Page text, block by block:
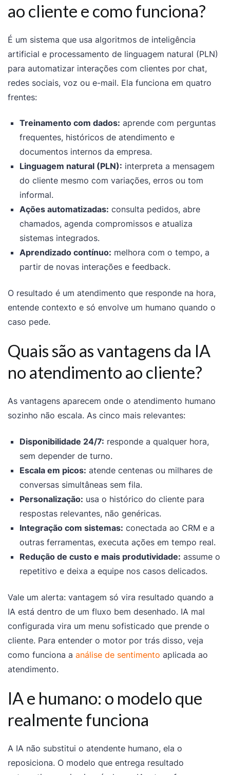
ao cliente e como funciona?
É um sistema que usa algoritmos de inteligência
artificial e processamento de linguagem natural (PLN)
para automatizar interações com clientes por chat,
redes sociais, voz ou e-mail. Ela funciona em quatro
frentes:
Treinamento com dados: aprende com perguntas
frequentes, históricos de atendimento e
documentos internos da empresa.
Linguagem natural (PLN): interpreta a mensagem
do cliente mesmo com variações, erros ou tom
informal.
Ações automatizadas: consulta pedidos, abre
chamados, agenda compromissos e atualiza
sistemas integrados.
Aprendizado contínuo: melhora com o tempo, a
partir de novas interações e feedback.
O resultado é um atendimento que responde na hora,
entende contexto e só envolve um humano quando o
caso pede.
Quais são as vantagens da IA
no atendimento ao cliente?
As vantagens aparecem onde o atendimento humano
sozinho não escala. As cinco mais relevantes:
Disponibilidade 24/7: responde a qualquer hora,
sem depender de turno.
Escala em picos: atende centenas ou milhares de
conversas simultâneas sem fila.
Personalização: usa o histórico do cliente para
respostas relevantes, não genéricas.
Integração com sistemas: conectada ao CRM e a
outras ferramentas, executa ações em tempo real.
Redução de custo e mais produtividade: assume o
repetitivo e deixa a equipe nos casos delicados.
Vale um alerta: vantagem só vira resultado quando a
IA está dentro de um fluxo bem desenhado. IA mal
configurada vira um menu sofisticado que prende o
cliente. Para entender o motor por trás disso, veja
como funciona a análise de sentimento aplicada ao
atendimento.
IA e humano: o modelo que
realmente funciona
A IA não substitui o atendente humano, ela o
reposiciona. O modelo que entrega resultado